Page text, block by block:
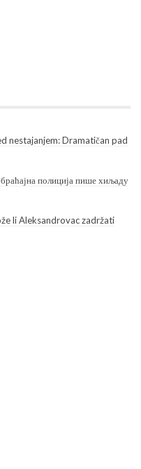
nestajanjem: Dramatičan pad
полиција пише хиљаду
li Aleksandrovac zadržati